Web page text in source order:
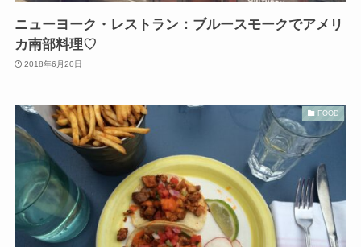
ニューヨーク・レストラン：ブルースモークでアメリ
カ南部料理♡
2018年6月20日
FOOD